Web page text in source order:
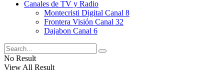
Canales de TV y Radio
Montecristi Digital Canal 8
Frontera Visión Canal 32
Dajabon Canal 6
No Result
View All Result